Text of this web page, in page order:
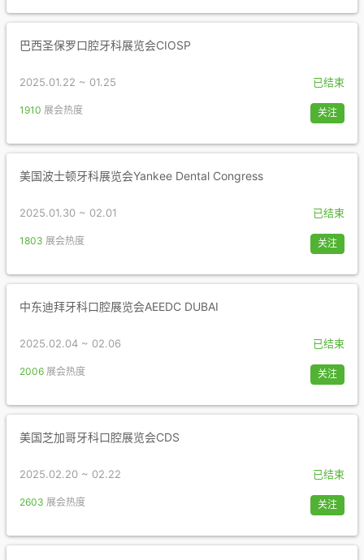
巴西圣保罗口腔牙科展览会CIOSP
2025.01.22 ~ 01.25 已结束
1910 展会热度 关注
美国波士顿牙科展览会Yankee Dental Congress
2025.01.30 ~ 02.01 已结束
1803 展会热度 关注
中东迪拜牙科口腔展览会AEEDC DUBAI
2025.02.04 ~ 02.06 已结束
2006 展会热度 关注
美国芝加哥牙科口腔展览会CDS
2025.02.20 ~ 02.22 已结束
2603 展会热度 关注